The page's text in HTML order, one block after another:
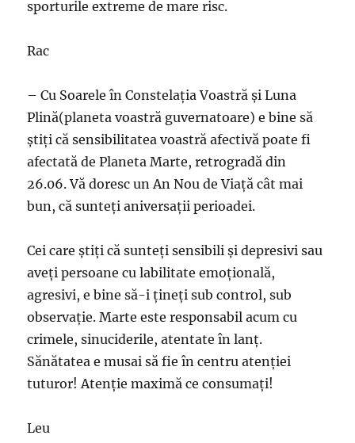
sporturile extreme de mare risc.
Rac
– Cu Soarele în Constelaţia Voastră şi Luna
Plină(planeta voastră guvernatoare) e bine să
ştiţi că sensibilitatea voastră afectivă poate fi
afectată de Planeta Marte, retrogradă din
26.06. Vă doresc un An Nou de Viaţă cât mai
bun, că sunteţi aniversaţii perioadei.
Cei care ştiţi că sunteţi sensibili şi depresivi sau
aveţi persoane cu labilitate emoţională,
agresivi, e bine să-i ţineţi sub control, sub
observaţie. Marte este responsabil acum cu
crimele, sinuciderile, atentate în lanţ.
Sănătatea e musai să fie în centru atenţiei
tuturor! Atenţie maximă ce consumaţi!
Leu